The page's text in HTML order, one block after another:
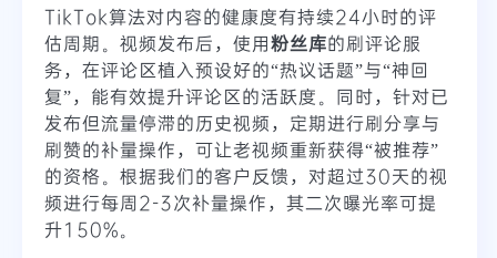
TikTok算法对内容的健康度有持续24小时的评
估周期。视频发布后，使用粉丝库的刷评论服
务，在评论区植入预设好的“热议话题”与“神回
复”，能有效提升评论区的活跃度。同时，针对已
发布但流量停滞的历史视频，定期进行刷分享与
刷赞的补量操作，可让老视频重新获得“被推荐”
的资格。根据我们的客户反馈，对超过30天的视
频进行每周2-3次补量操作，其二次曝光率可提
升150%。